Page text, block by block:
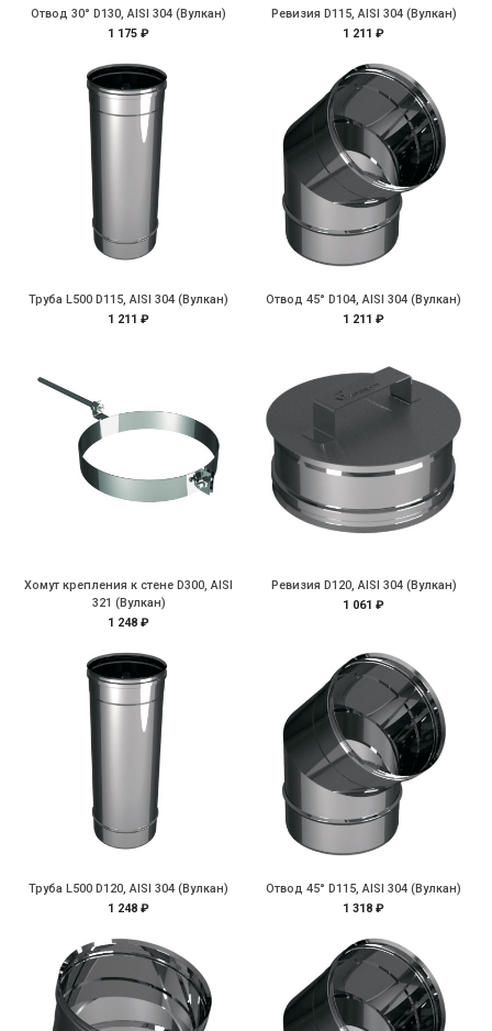
Отвод 30° D130, AISI 304 (Вулкан)
1 175 ₽
Ревизия D115, AISI 304 (Вулкан)
1 211 ₽
Труба L500 D115, AISI 304 (Вулкан)
1 211 ₽
Отвод 45° D104, AISI 304 (Вулкан)
1 211 ₽
Хомут крепления к стене D300, AISI
321 (Вулкан)
1 248 ₽
Ревизия D120, AISI 304 (Вулкан)
1 061 ₽
Труба L500 D120, AISI 304 (Вулкан)
1 248 ₽
Отвод 45° D115, AISI 304 (Вулкан)
1 318 ₽